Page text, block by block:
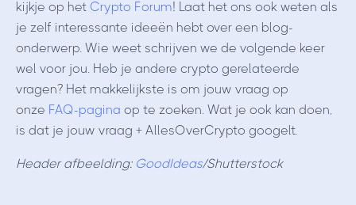
kijkje op het Crypto Forum! Laat het ons ook weten als
je zelf interessante ideeën hebt over een blog-
onderwerp. Wie weet schrijven we de volgende keer
wel voor jou. Heb je andere crypto gerelateerde
vragen? Het makkelijkste is om jouw vraag op
onze FAQ-pagina op te zoeken. Wat je ook kan doen,
is dat je jouw vraag + AllesOverCrypto googelt.
Header afbeelding: GoodIdeas/Shutterstock